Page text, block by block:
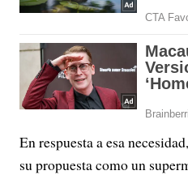
En respuesta a esa
su propuesta como un